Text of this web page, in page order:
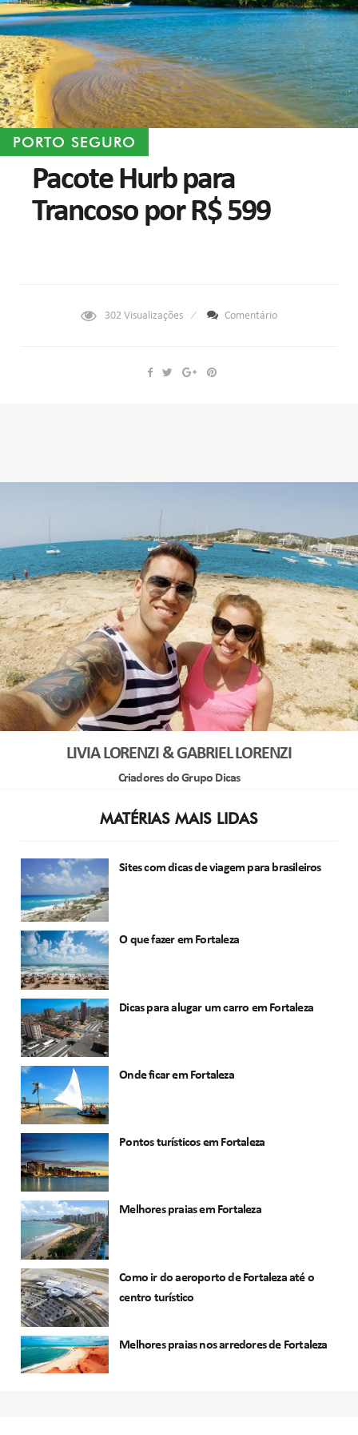
PORTO SEGURO
Pacote Hurb para
Trancoso por R$ 599
302Visualizações Comentário
LIVIA LORENZI & GABRIEL LORENZI
Criadores do Grupo Dicas
MATÉRIAS MAIS LIDAS
Sites com dicas de viagem para brasileiros
O que fazer em Fortaleza
Dicas para alugar um carro em Fortaleza
Onde ficar em Fortaleza
Pontos turísticos em Fortaleza
Melhores praias em Fortaleza
Como ir do aeroporto de Fortaleza até o
centro turístico
Melhores praias nos arredores de Fortaleza